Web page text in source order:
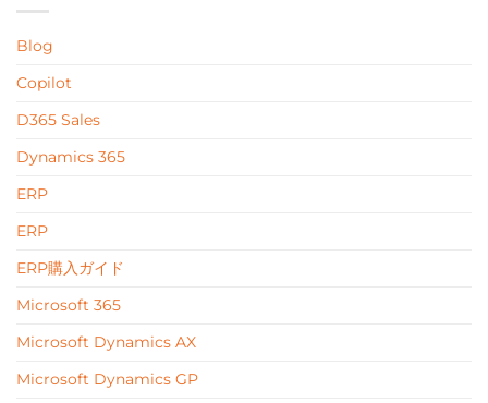
Blog
Copilot
D365 Sales
Dynamics 365
ERP
ERP
ERP購入ガイド
Microsoft 365
Microsoft Dynamics AX
Microsoft Dynamics GP